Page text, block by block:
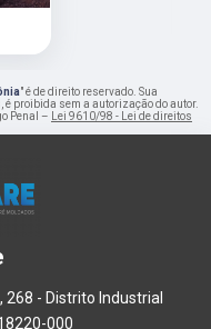
" é de direito reservado. Sua
proibida sem a autorização do autor.
Penal – Lei 9610/98 - Lei de direitos
- Distrito Industrial
000